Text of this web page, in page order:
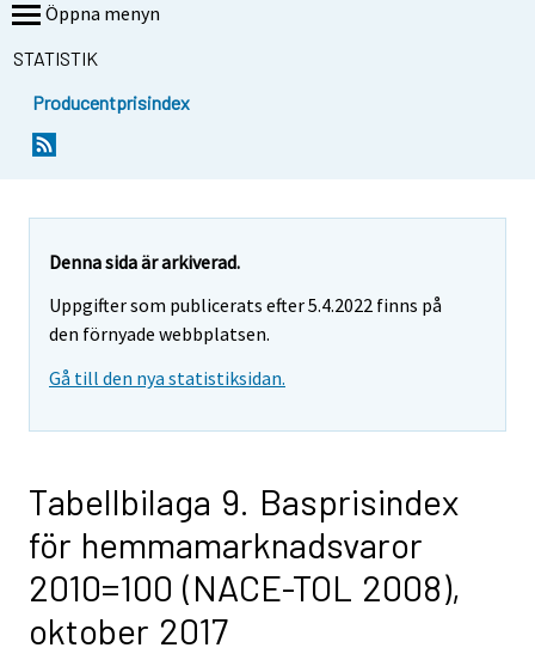
Öppna menyn
STATISTIK
Producentprisindex
Denna sida är arkiverad.
Uppgifter som publicerats efter 5.4.2022 finns på
den förnyade webbplatsen.
Gå till den nya statistiksidan.
Tabellbilaga 9. Basprisindex
för hemmamarknadsvaror
2010=100 (NACE-TOL 2008),
oktober 2017